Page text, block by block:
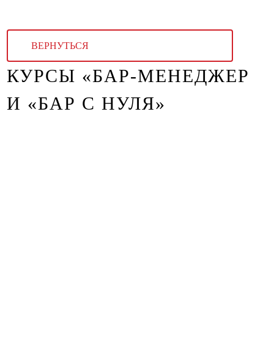
ВЕРНУТЬСЯ
КУРСЫ «БАР-МЕНЕДЖЕР
И «БАР С НУЛЯ»